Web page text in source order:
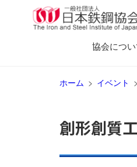
協会につい
ホーム イベント
創形創質